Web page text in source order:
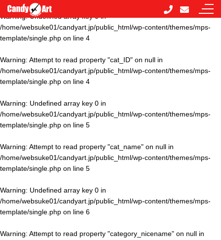
Warning: Undefined array key 0 in
/home/websuke01/candyart.jp/public_html/wp-content/themes/mps-
template/single.php on line 4
Warning: Attempt to read property "cat_ID" on null in
/home/websuke01/candyart.jp/public_html/wp-content/themes/mps-
template/single.php on line 4
Warning: Undefined array key 0 in
/home/websuke01/candyart.jp/public_html/wp-content/themes/mps-
template/single.php on line 5
Warning: Attempt to read property "cat_name" on null in
/home/websuke01/candyart.jp/public_html/wp-content/themes/mps-
template/single.php on line 5
Warning: Undefined array key 0 in
/home/websuke01/candyart.jp/public_html/wp-content/themes/mps-
template/single.php on line 6
Warning: Attempt to read property "category_nicename" on null in